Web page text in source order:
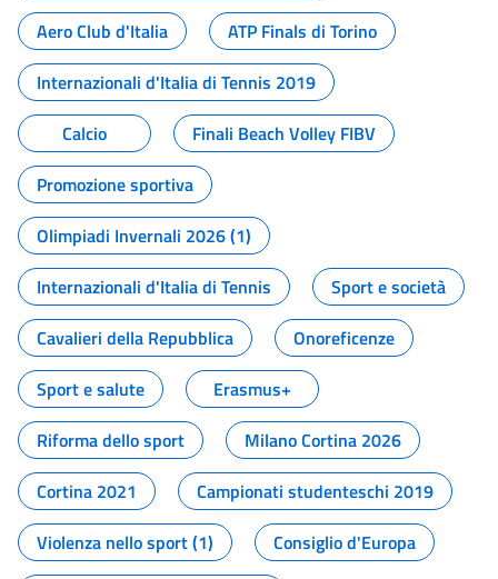
Aero Club d'Italia
ATP Finals di Torino
Internazionali d'Italia di Tennis 2019
Calcio
Finali Beach Volley FIBV
Promozione sportiva
Olimpiadi Invernali 2026 (1)
Internazionali d'Italia di Tennis
Sport e società
Cavalieri della Repubblica
Onoreficenze
Sport e salute
Erasmus+
Riforma dello sport
Milano Cortina 2026
Cortina 2021
Campionati studenteschi 2019
Violenza nello sport (1)
Consiglio d'Europa